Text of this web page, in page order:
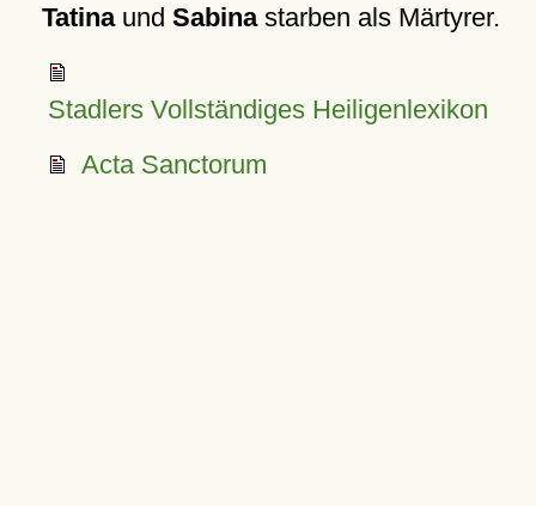
Tatinaund Sabinastarben als Märtyrer.
Stadlers Vollständiges Heiligenlexikon
Acta Sanctorum